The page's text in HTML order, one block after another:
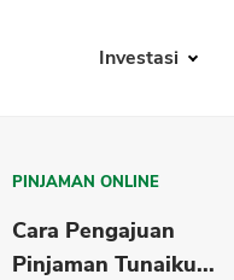
Investasi
PINJAMAN ONLINE
Cara Pengajuan
Pinjaman Tunaiku...